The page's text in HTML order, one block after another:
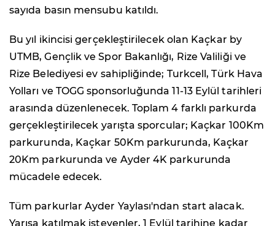
sayıda basın mensubu katıldı.
Bu yıl ikincisi gerçekleştirilecek olan Kaçkar by
UTMB, Gençlik ve Spor Bakanlığı, Rize Valiliği ve
Rize Belediyesi ev sahipliğinde; Turkcell, Türk Hava
Yolları ve TOGG sponsorluğunda 11-13 Eylül tarihleri
arasında düzenlenecek. Toplam 4 farklı parkurda
gerçekleştirilecek yarışta sporcular; Kaçkar 100Km
parkurunda, Kaçkar 50Km parkurunda, Kaçkar
20Km parkurunda ve Ayder 4K parkurunda
mücadele edecek.
Tüm parkurlar Ayder Yaylası'ndan start alacak.
Yarışa katılmak isteyenler, 1 Eylül tarihine kadar